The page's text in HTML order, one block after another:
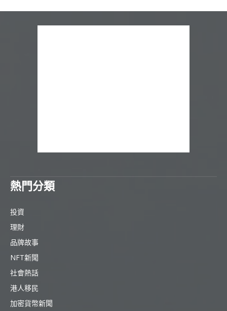
熱門分類
投資
理財
品牌故事
NFT新聞
社會熱話
港人移民
加密貨幣新聞